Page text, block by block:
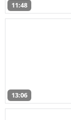
11:48
13:06